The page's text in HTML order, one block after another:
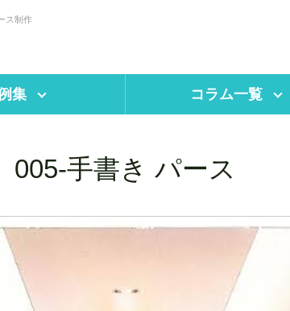
ス制作
集 コラム一覧
005-手書き パース